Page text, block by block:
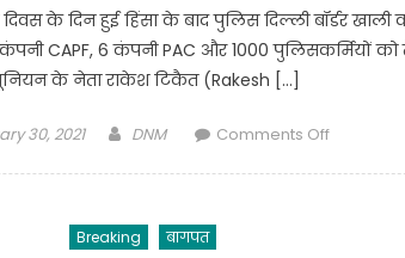
नेताओं
व
के दिन हुई हिंसा के बाद पुलिस दिल्ली बॉर्डर खाली
कंपनी CAPF, 6 कंपनी PAC और 1000 पुलिसकर्मियों को
के नेता राकेश टिकैत (Rakesh […]
30, 2021 Author
DNM Comments Offon
Breaking बागपत